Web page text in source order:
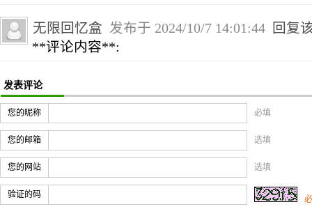
无限回忆盒 发布于 2024/10/7 14:01:44 回复
**评论内容**:
发表评论
您的昵称 必填
您的邮箱 选填
您的网站 选填
验证的码